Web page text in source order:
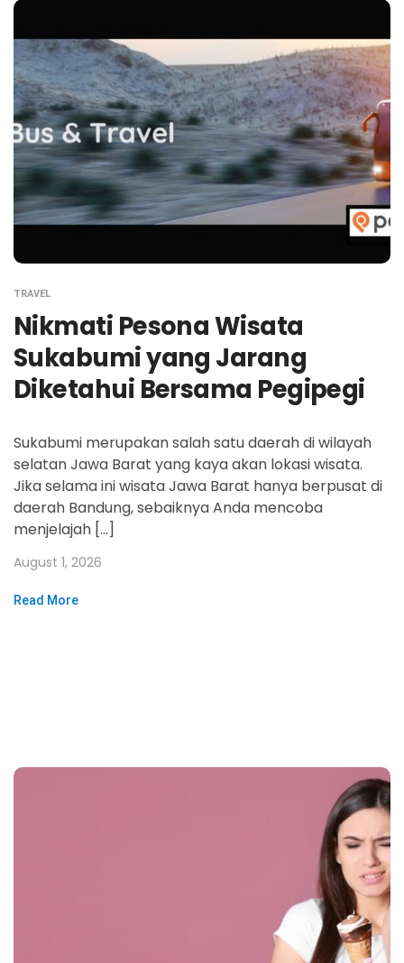
TRAVEL
Nikmati Pesona Wisata
Sukabumi yang Jarang
Diketahui Bersama Pegipegi
Sukabumi merupakan salah satu daerah di wilayah
selatan Jawa Barat yang kaya akan lokasi wisata.
Jika selama ini wisata Jawa Barat hanya berpusat di
daerah Bandung, sebaiknya Anda mencoba
menjelajah […]
August 1, 2026
Read More